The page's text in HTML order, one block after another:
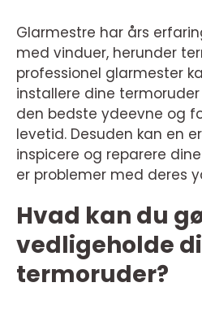
Glarmestre har års
med vinduer, herunder
professionel glarmester
installere dine
den bedste ydeevne og
levetid. Desuden kan en
inspicere og reparere
er problemer med deres
Hvad kan du
vedligeholde
termoruder?